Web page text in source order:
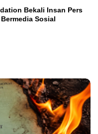
Bekali Insan Pers
Sosial